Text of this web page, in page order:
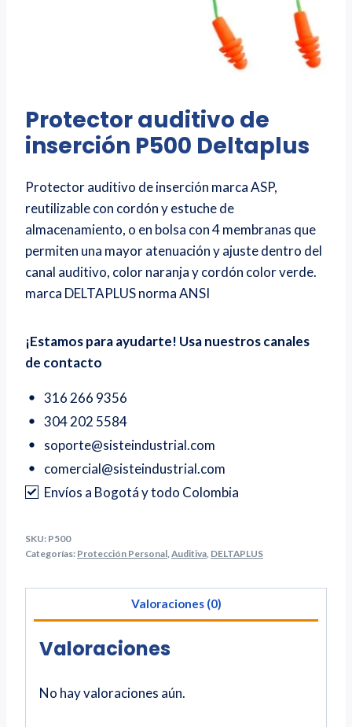
Protector auditivo de
inserción P500 Deltaplus
Protector auditivo de inserción marca ASP,
reutilizable con cordón y estuche de
almacenamiento, o en bolsa con 4 membranas que
permiten una mayor atenuación y ajuste dentro del
canal auditivo, color naranja y cordón color verde.
marca DELTAPLUS norma ANSI
¡Estamos para ayudarte! Usa nuestros canales
de contacto
316 266 9356
304 202 5584
soporte@sisteindustrial.com
comercial@sisteindustrial.com
Envíos a Bogotá y todo Colombia
SKU: P500
Categorías: Protección Personal Auditiva DELTAPLUS
Valoraciones (0)
Valoraciones
No hay valoraciones aún.